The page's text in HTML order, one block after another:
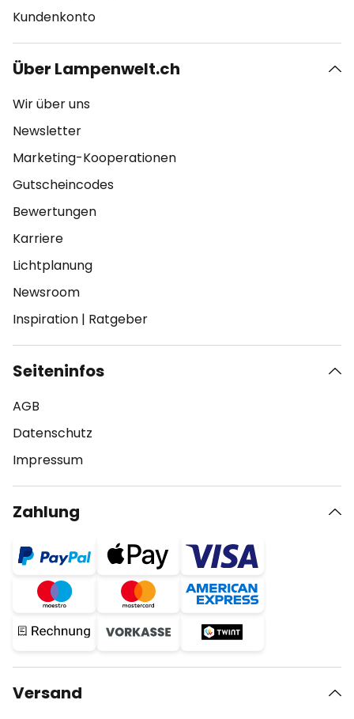
Kundenkonto
Über Lampenwelt.ch
Wir über uns
Newsletter
Marketing-Kooperationen
Gutscheincodes
Bewertungen
Karriere
Lichtplanung
Newsroom
Inspiration | Ratgeber
Seiteninfos
AGB
Datenschutz
Impressum
Zahlung
Versand